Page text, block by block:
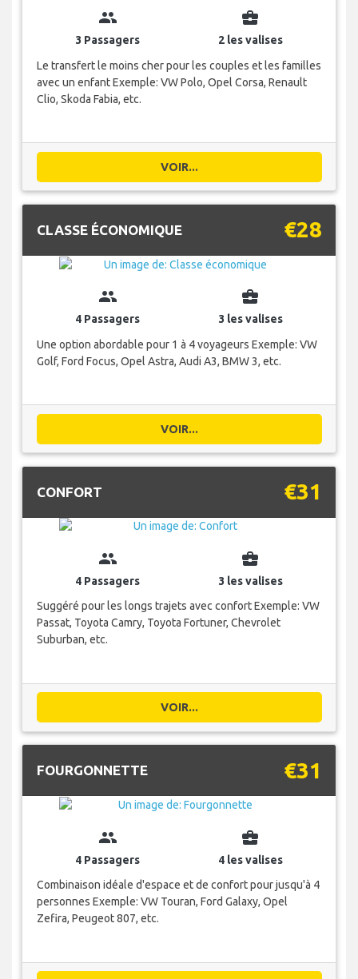
group
3 Passagers
business_center
2 les valises
Le transfert le moins cher pour les couples et les familles
avec un enfant Exemple: VW Polo, Opel Corsa, Renault
Clio, Skoda Fabia, etc.
VOIR...
CLASSE ÉCONOMIQUE €28
group
4 Passagers
business_center
3 les valises
Une option abordable pour 1 à 4 voyageurs Exemple: VW
Golf, Ford Focus, Opel Astra, Audi A3, BMW 3, etc.
VOIR...
CONFORT €31
group
4 Passagers
business_center
3 les valises
Suggéré pour les longs trajets avec confort Exemple: VW
Passat, Toyota Camry, Toyota Fortuner, Chevrolet
Suburban, etc.
VOIR...
FOURGONNETTE €31
group
4 Passagers
business_center
4 les valises
Combinaison idéale d'espace et de confort pour jusqu'à 4
personnes Exemple: VW Touran, Ford Galaxy, Opel
Zefira, Peugeot 807, etc.